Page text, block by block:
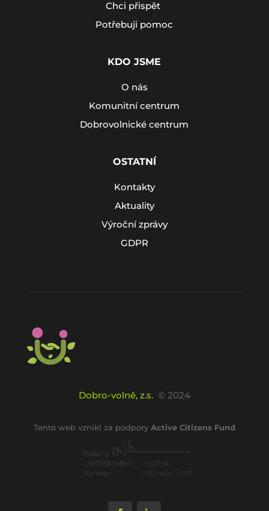
Chci přispět
Potřebuji pomoc
KDO JSME
O nás
Komunitní centrum
Dobrovolnické centrum
OSTATNÍ
Kontakty
Aktuality
Výroční zprávy
GDPR
Dobro-volně, z.s.© 2024
Tento web vznikl za podpory Active Citizens Fund